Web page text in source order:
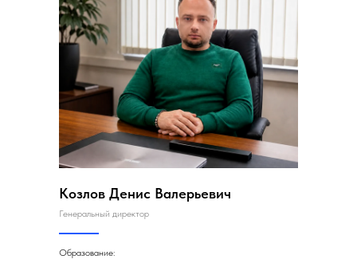
Козлов Денис Валерьевич
Генеральный директор
Образование: